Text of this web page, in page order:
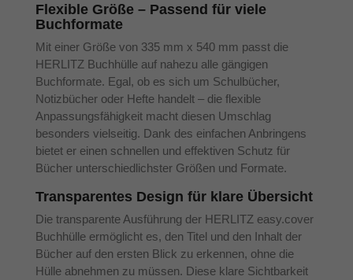
Flexible Größe – Passend für viele
Buchformate
Mit einer Größe von 335 mm x 540 mm passt die
HERLITZ Buchhülle auf nahezu alle gängigen
Buchformate. Egal, ob es sich um Schulbücher,
Notizbücher oder Hefte handelt – die flexible
Anpassungsfähigkeit macht diesen Umschlag
besonders vielseitig. Dank des einfachen Anbringens
bietet er einen schnellen und effektiven Schutz für
Bücher unterschiedlichster Größen und Formate.
Transparentes Design für klare Übersicht
Die transparente Ausführung der HERLITZ easy.cover
Buchhülle ermöglicht es, den Titel und den Inhalt der
Bücher auf den ersten Blick zu erkennen, ohne die
Hülle abnehmen zu müssen. Diese klare Sichtbarkeit